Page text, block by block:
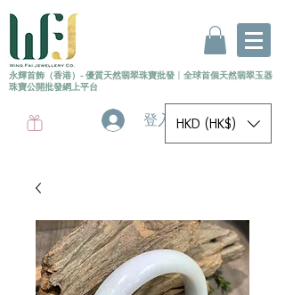
永輝首飾（香港）- 優質天然翡翠珠寶批發 〡 全球首個天然翡翠玉器
珠寶公開批發網上平台
登入 HKD (HK$)